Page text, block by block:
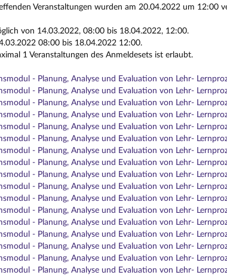
Veranstaltungen wurden am 20.04.2022 um 12:00
von 14.03.2022, 08:00 bis 18.04.2022, 12:00.
08:00 bis 18.04.2022 12:00.
1 Veranstaltungen des Anmeldesets ist erlaubt.
- Planung, Analyse und Evaluation von Lehr-
- Planung, Analyse und Evaluation von Lehr-
- Planung, Analyse und Evaluation von Lehr-
- Planung, Analyse und Evaluation von Lehr-
- Planung, Analyse und Evaluation von Lehr-
- Planung, Analyse und Evaluation von Lehr-
- Planung, Analyse und Evaluation von Lehr-
- Planung, Analyse und Evaluation von Lehr-
- Planung, Analyse und Evaluation von Lehr-
- Planung, Analyse und Evaluation von Lehr-
- Planung, Analyse und Evaluation von Lehr-
- Planung, Analyse und Evaluation von Lehr-
- Planung, Analyse und Evaluation von Lehr-
- Planung, Analyse und Evaluation von Lehr-
- Planung, Analyse und Evaluation von Lehr-
- Planung, Analyse und Evaluation von Lehr-
- Planung, Analyse und Evaluation von Lehr-